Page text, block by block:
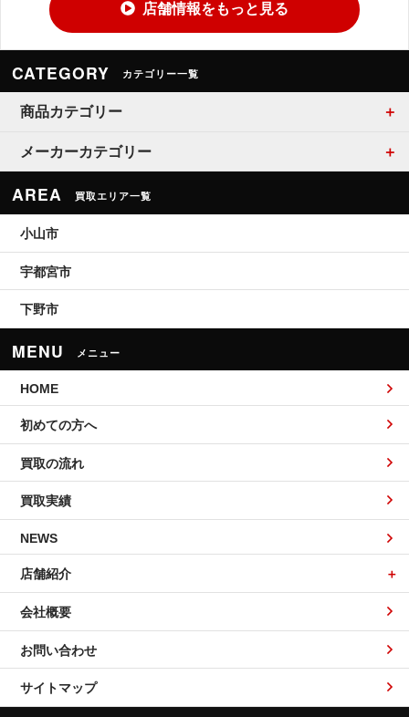
店舗情報をもっと見る
CATEGORY カテゴリー一覧
商品カテゴリー
メーカーカテゴリー
AREA 買取エリア一覧
小山市
宇都宮市
下野市
MENU メニュー
HOME
初めての方へ
買取の流れ
買取実績
NEWS
店舗紹介
会社概要
お問い合わせ
サイトマップ